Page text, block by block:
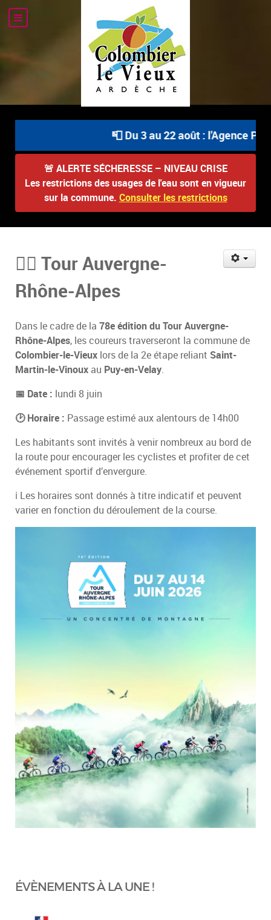
📮 Du 3 au 22 août : l'Agence
🚨 ALERTE SÉCHERESSE – NIVEAU CRISE
Les restrictions des usages de l'eau sont en vigueur
sur la commune. Consulter les restrictions
🚴‍♂️ Tour Auvergne-
Rhône-Alpes
Dans le cadre de la 78e édition du Tour Auvergne-
Rhône-Alpes, les coureurs traverseront la commune de
Colombier-le-Vieux lors de la 2e étape reliant Saint-
Martin-le-Vinoux au Puy-en-Velay.
📅 Date : lundi 8 juin
🕑 Horaire : Passage estimé aux alentours de 14h00
Les habitants sont invités à venir nombreux au bord de
la route pour encourager les cyclistes et profiter de cet
événement sportif d’envergure.
ℹ️ Les horaires sont donnés à titre indicatif et peuvent
varier en fonction du déroulement de la course.
ÉVÈNEMENTS À LA UNE !